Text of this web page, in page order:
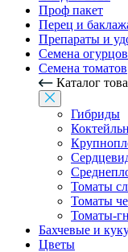
Проф пакет
Перец и
Препараты и
Семена огурцов
Семена томатов
Каталог
Гибриды
Томаты
Томаты
Томаты-
Бахчевые и
Цветы